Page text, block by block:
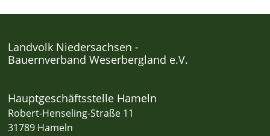
Landvolk Niedersachsen -
Bauernverband Weserbergland e.V.
Hauptgeschäftsstelle Hameln
Robert-Henseling-Straße 11
31789 Hameln